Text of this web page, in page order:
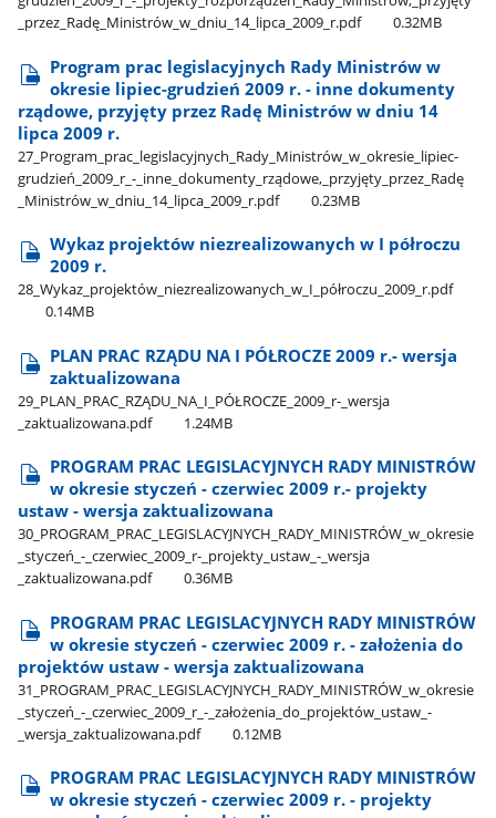
_przez​_Radę​_Ministrów​_w​_dniu​_14​_lipca​_2009​_r.pdf
0.32MB
Program prac legislacyjnych Rady Ministrów w
okresie lipiec-grudzień 2009 r. - inne dokumenty
rządowe, przyjęty przez Radę Ministrów w dniu 14
lipca 2009 r.
27​_Program​_prac​_legislacyjnych​_Rady​_Ministrów​_w​_okresie​_lipiec-
grudzień​_2009​_r​_-​_inne​_dokumenty​_rządowe,​_przyjęty​_przez​_Radę​
_Ministrów​_w​_dniu​_14​_lipca​_2009​_r.pdf
0.23MB
Wykaz projektów niezrealizowanych w I półroczu
2009 r.
28​_Wykaz​_projektów​_niezrealizowanych​_w​_I​_półroczu​_2009​_r.pdf
0.14MB
PLAN PRAC RZĄDU NA I PÓŁROCZE 2009 r.- wersja
zaktualizowana
29​_PLAN​_PRAC​_RZĄDU​_NA​_I​_PÓŁROCZE​_2009​_r-​_wersja​
_zaktualizowana.pdf
1.24MB
PROGRAM PRAC LEGISLACYJNYCH RADY MINISTRÓW
w okresie styczeń - czerwiec 2009 r.- projekty
ustaw - wersja zaktualizowana
30​_PROGRAM​_PRAC​_LEGISLACYJNYCH​_RADY​_MINISTRÓW​_w​_okresie​
_styczeń​_-​_czerwiec​_2009​_r-​_projekty​_ustaw​_-​_wersja​
_zaktualizowana.pdf
0.36MB
PROGRAM PRAC LEGISLACYJNYCH RADY MINISTRÓW
w okresie styczeń - czerwiec 2009 r. - założenia do
projektów ustaw - wersja zaktualizowana
31​_PROGRAM​_PRAC​_LEGISLACYJNYCH​_RADY​_MINISTRÓW​_w​_okresie​
_styczeń​_-​_czerwiec​_2009​_r​_-​_założenia​_do​_projektów​_ustaw​_-​
_wersja​_zaktualizowana.pdf
0.12MB
PROGRAM PRAC LEGISLACYJNYCH RADY MINISTRÓW
w okresie styczeń - czerwiec 2009 r. - projekty